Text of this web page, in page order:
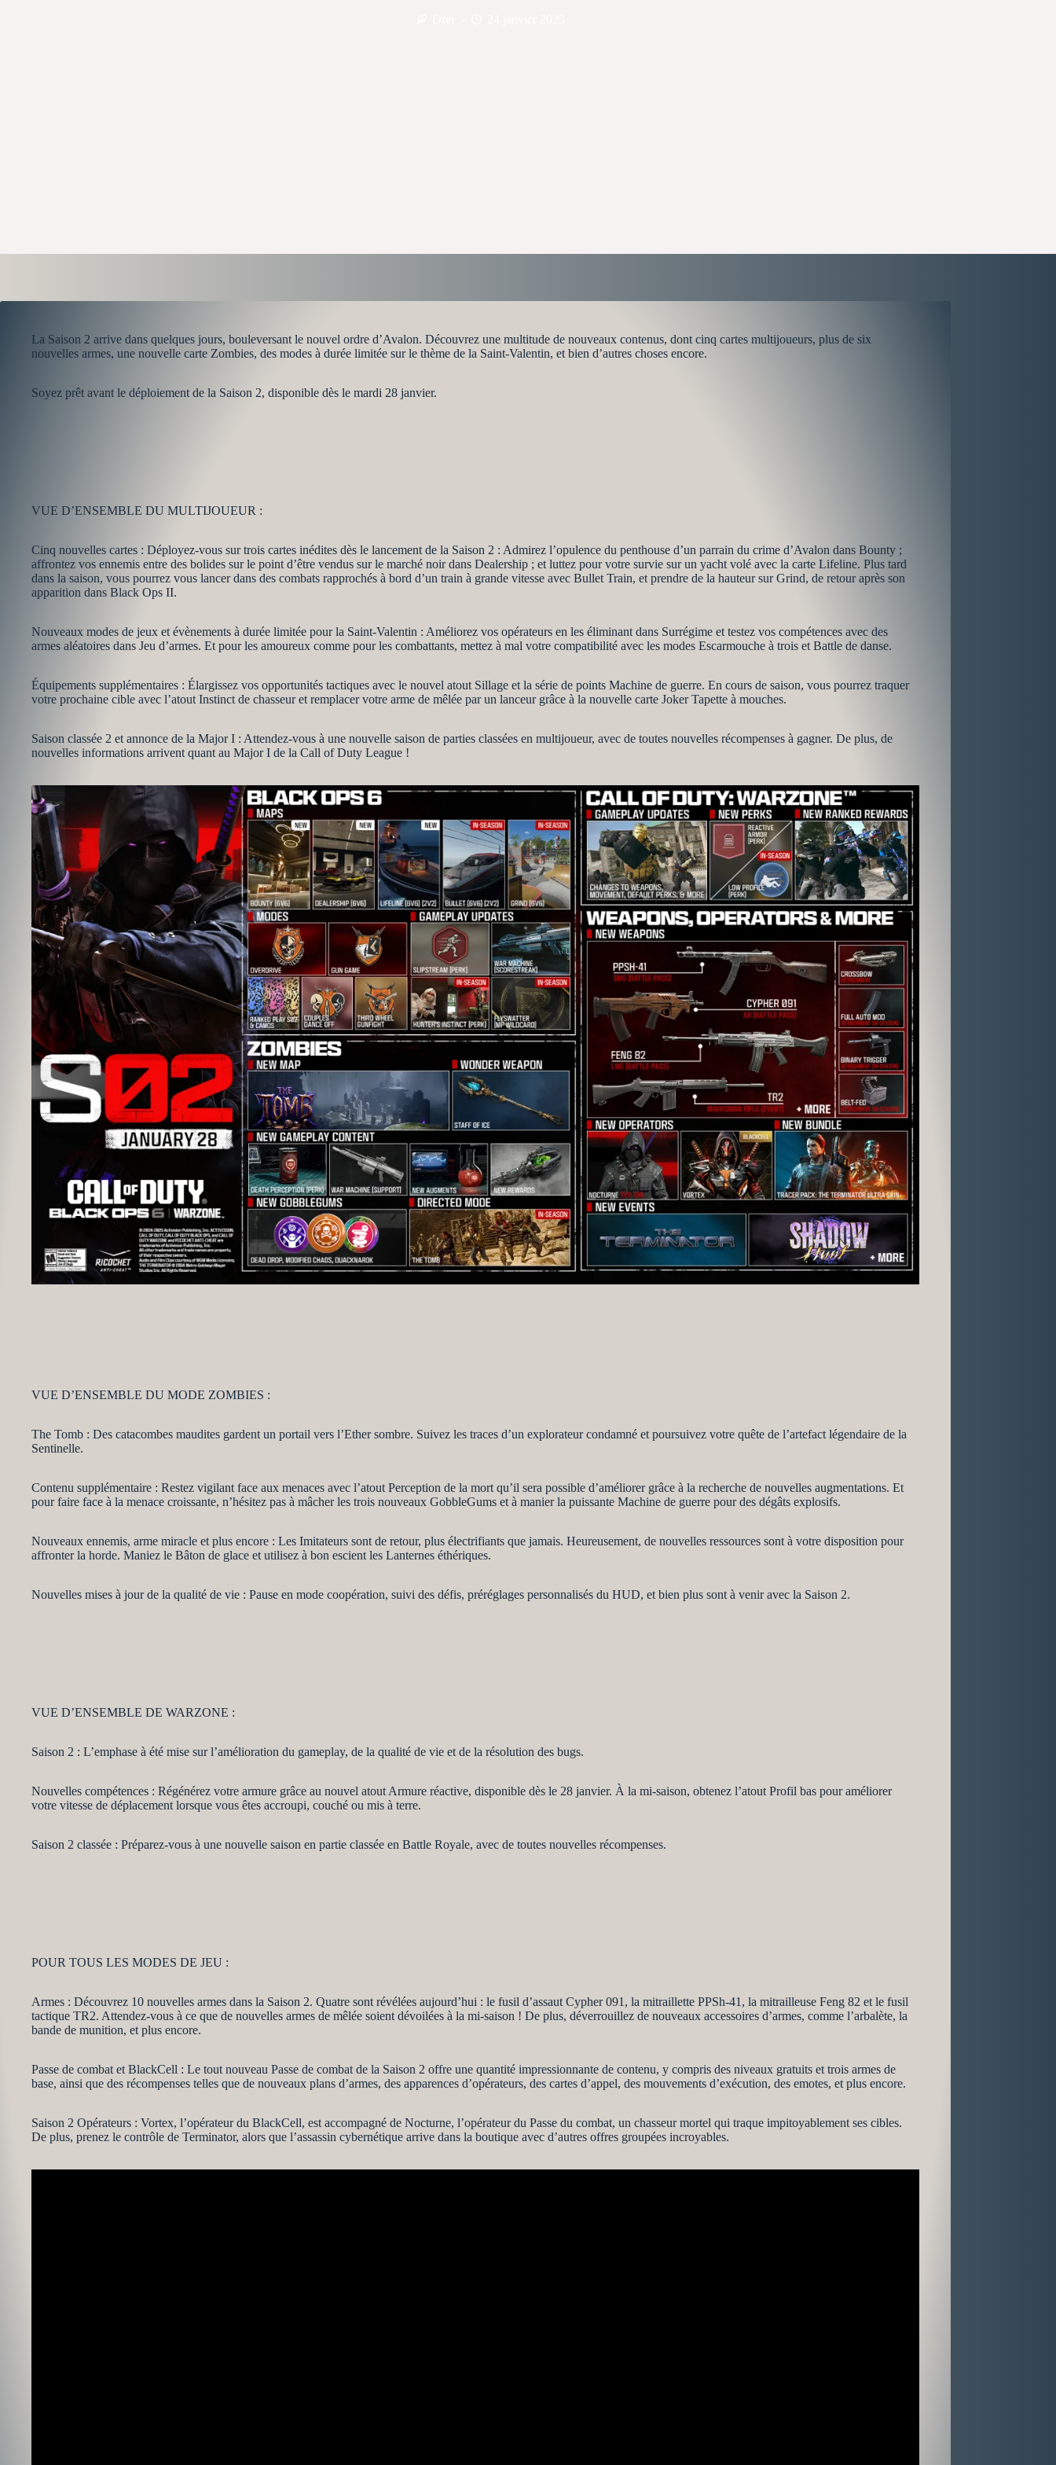
La Saison 2 arrive dans quelques jours, bouleversant le nouvel ordre d’Avalon. Découvrez une multitude de nouveaux contenus, dont cinq cartes multijoueurs, plus de six
nouvelles armes, une nouvelle carte Zombies, des modes à durée limitée sur le thème de la Saint-Valentin, et bien d’autres choses encore.
Soyez prêt avant le déploiement de la Saison 2, disponible dès le mardi 28 janvier.
VUE D’ENSEMBLE DU MULTIJOUEUR :
Cinq nouvelles cartes : Déployez-vous sur trois cartes inédites dès le lancement de la Saison 2 : Admirez l’opulence du penthouse d’un parrain du crime d’Avalon dans Bounty ;
affrontez vos ennemis entre des bolides sur le point d’être vendus sur le marché noir dans Dealership ; et luttez pour votre survie sur un yacht volé avec la carte Lifeline. Plus tard
dans la saison, vous pourrez vous lancer dans des combats rapprochés à bord d’un train à grande vitesse avec Bullet Train, et prendre de la hauteur sur Grind, de retour après son
apparition dans Black Ops II.
Nouveaux modes de jeux et évènements à durée limitée pour la Saint-Valentin : Améliorez vos opérateurs en les éliminant dans Surrégime et testez vos compétences avec des
armes aléatoires dans Jeu d’armes. Et pour les amoureux comme pour les combattants, mettez à mal votre compatibilité avec les modes Escarmouche à trois et Battle de danse.
Équipements supplémentaires : Élargissez vos opportunités tactiques avec le nouvel atout Sillage et la série de points Machine de guerre. En cours de saison, vous pourrez traquer
votre prochaine cible avec l’atout Instinct de chasseur et remplacer votre arme de mêlée par un lanceur grâce à la nouvelle carte Joker Tapette à mouches.
Saison classée 2 et annonce de la Major I : Attendez-vous à une nouvelle saison de parties classées en multijoueur, avec de toutes nouvelles récompenses à gagner. De plus, de
nouvelles informations arrivent quant au Major I de la Call of Duty League !
VUE D’ENSEMBLE DU MODE ZOMBIES :
The Tomb : Des catacombes maudites gardent un portail vers l’Ether sombre. Suivez les traces d’un explorateur condamné et poursuivez votre quête de l’artefact légendaire de la
Sentinelle.
Contenu supplémentaire : Restez vigilant face aux menaces avec l’atout Perception de la mort qu’il sera possible d’améliorer grâce à la recherche de nouvelles augmentations. Et
pour faire face à la menace croissante, n’hésitez pas à mâcher les trois nouveaux GobbleGums et à manier la puissante Machine de guerre pour des dégâts explosifs.
Nouveaux ennemis, arme miracle et plus encore : Les Imitateurs sont de retour, plus électrifiants que jamais. Heureusement, de nouvelles ressources sont à votre disposition pour
affronter la horde. Maniez le Bâton de glace et utilisez à bon escient les Lanternes éthériques.
Nouvelles mises à jour de la qualité de vie : Pause en mode coopération, suivi des défis, préréglages personnalisés du HUD, et bien plus sont à venir avec la Saison 2.
VUE D’ENSEMBLE DE WARZONE :
Saison 2 : L’emphase à été mise sur l’amélioration du gameplay, de la qualité de vie et de la résolution des bugs.
Nouvelles compétences : Régénérez votre armure grâce au nouvel atout Armure réactive, disponible dès le 28 janvier. À la mi-saison, obtenez l’atout Profil bas pour améliorer
votre vitesse de déplacement lorsque vous êtes accroupi, couché ou mis à terre.
Saison 2 classée : Préparez-vous à une nouvelle saison en partie classée en Battle Royale, avec de toutes nouvelles récompenses.
POUR TOUS LES MODES DE JEU :
Armes : Découvrez 10 nouvelles armes dans la Saison 2. Quatre sont révélées aujourd’hui : le fusil d’assaut Cypher 091, la mitraillette PPSh-41, la mitrailleuse Feng 82 et le fusil
tactique TR2. Attendez-vous à ce que de nouvelles armes de mêlée soient dévoilées à la mi-saison ! De plus, déverrouillez de nouveaux accessoires d’armes, comme l’arbalète, la
bande de munition, et plus encore.
Passe de combat et BlackCell : Le tout nouveau Passe de combat de la Saison 2 offre une quantité impressionnante de contenu, y compris des niveaux gratuits et trois armes de
base, ainsi que des récompenses telles que de nouveaux plans d’armes, des apparences d’opérateurs, des cartes d’appel, des mouvements d’exécution, des emotes, et plus encore.
Saison 2 Opérateurs : Vortex, l’opérateur du BlackCell, est accompagné de Nocturne, l’opérateur du Passe du combat, un chasseur mortel qui traque impitoyablement ses cibles.
De plus, prenez le contrôle de Terminator, alors que l’assassin cybernétique arrive dans la boutique avec d’autres offres groupées incroyables.